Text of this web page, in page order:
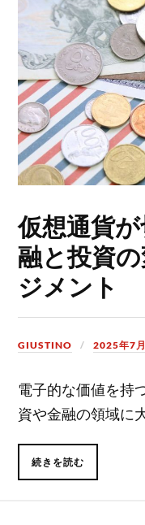
仮想通貨
融と投資
ジメント
GIUSTINO 2025年7
電子的な価値を持
資や金融の領域に
続きを読む